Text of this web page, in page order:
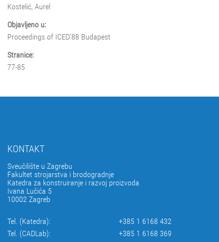
Kostelić, Aurel
Objavljeno u:
Proceedings of ICED'88 Budapest
Stranice:
77-85
KONTAKT
Sveučilište u Zagrebu
Fakultet strojarstva i brodogradnje
Katedra za konstruiranje i razvoj proizvoda
Ivana Lučića 5
10002 Zagreb
Tel. (Katedra):
+385 1 6168 432
Tel. (CADLab):
+385 1 6168 369